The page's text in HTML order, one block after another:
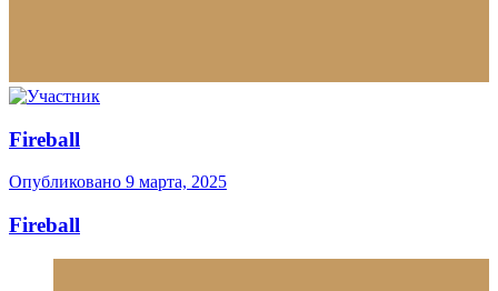
Fireball
Опубликовано 9 марта, 2025
Fireball